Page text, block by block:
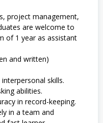
project management,
are welcome to
of 1 year as assistant
and written)
skills.
abilities.
in record-keeping.
in a team and